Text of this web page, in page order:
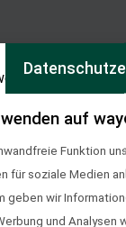
des vielseitig
auf
Funktion
für soziale Medien
geben wir
und Analysen